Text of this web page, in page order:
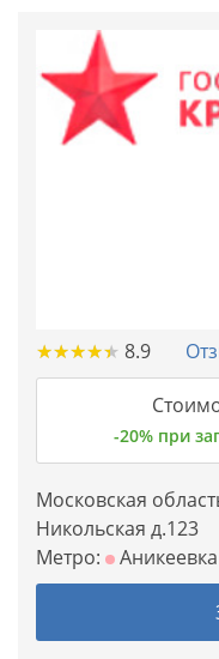
★★★★★
★★★★★ 8.9
-20% при
Московская
Никольская д.123
Метро:
Аникеевка